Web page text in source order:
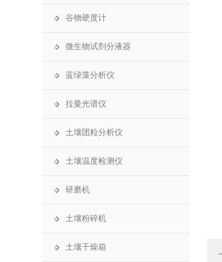
谷物硬度计
微生物试剂分液器
蓝绿藻分析仪
拉曼光谱仪
土壤团粒分析仪
土壤温度检测仪
研磨机
土壤粉碎机
土壤干燥箱